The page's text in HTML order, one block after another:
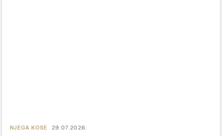
NJEGA KOSE 29.07.2026.